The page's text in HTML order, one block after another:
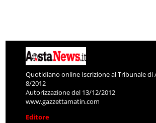
Quotidiano online Iscrizione al Tribunale di
8/2012
Autorizzazione del 13/12/2012
www.gazzettamatin.com
Editore